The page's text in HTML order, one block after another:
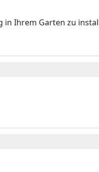
Ihrem Garten zu